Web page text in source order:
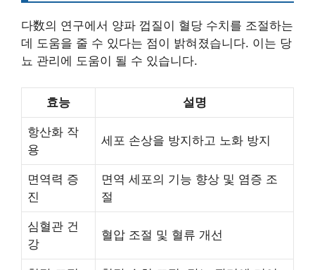
다数의 연구에서 양파 껍질이 혈당 수치를 조절하는
데 도움을 줄 수 있다는 점이 밝혀졌습니다. 이는 당
뇨 관리에 도움이 될 수 있습니다.
효능 설명
항산화 작
용
세포 손상을 방지하고 노화 방지
면역력 증
진
면역 세포의 기능 향상 및 염증 조
절
심혈관 건
강
혈압 조절 및 혈류 개선